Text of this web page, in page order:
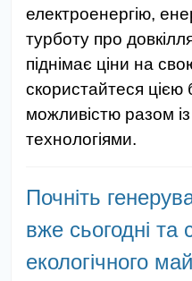
електроенергію,
турботу про
піднімає ціни на
скористайтеся
можливістю разом
технологіями.
Почніть
вже сьогодні та
екологічного